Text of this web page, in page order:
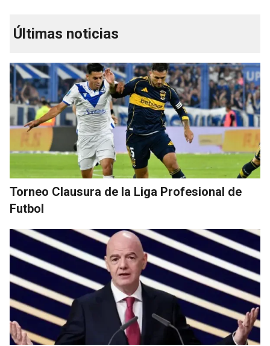
Últimas noticias
Torneo Clausura de la Liga Profesional de
Futbol